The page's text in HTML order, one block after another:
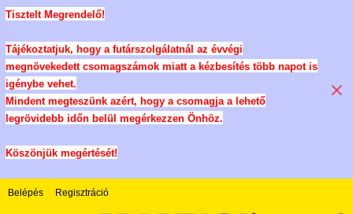
Tisztelt Megrendelő!
Tájékoztatjuk, hogy a futárszolgálatnál az évvégi
megnövekedett csomagszámok miatt a kézbesítés több napot is
igénybe vehet.
Mindent megteszünk azért, hogy a csomagja a lehető
legrövidebb időn belül megérkezzen Önhöz.
Köszönjük megértését!
Belépés Regisztráció